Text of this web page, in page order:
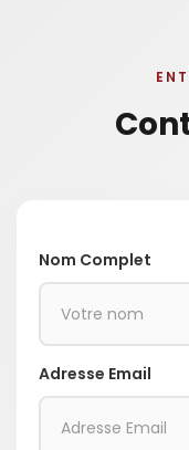
Nom Complet
Adresse Email